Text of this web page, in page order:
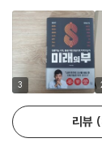
미래의 부 10_고
-무려 30년간 신
-의료 산업의 미
-애플, 아마존, 구
-원격의료 시장의
기업을 돈으로만
것이다. 그러니 주
정도 수익을 올리
기투자를 할 수 없
--- p.115
내겐 주식투자 관
투자 열풍과는 그
센터, 클라우드
고 있는 미국과 미
가장 친절하고 직
지능 시대에 세계
치에 장기적인 투
믿음이 필요하다고
3
리뷰